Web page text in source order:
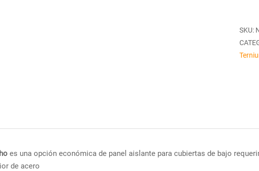
SKU:
es una opción económica de panel aislante para cubiertas de bajo
de acero